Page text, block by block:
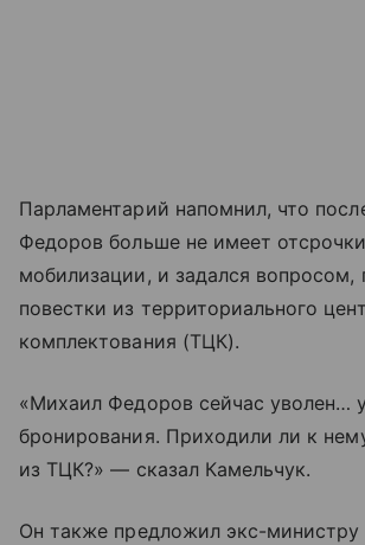
Парламентарий напомнил, что
Федоров больше не имеет
мобилизации, и задался вопросом,
повестки из территориального
комплектования (ТЦК).
«Михаил Федоров сейчас уволен…
бронирования. Приходили ли к
из ТЦК?» — сказал Камельчук.
Он также предложил экс-